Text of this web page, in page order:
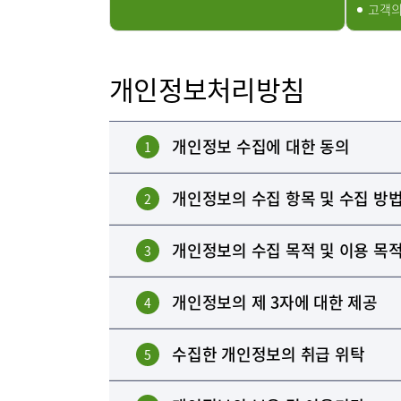
고객
개인정보처리방침
1 개인정보 수집에 대한 동의
2 개인정보의 수집 항목 및 수집 방법
3 개인정보의 수집 목적 및 이용 목적
4 개인정보의 제 3자에 대한 제공
5 수집한 개인정보의 취급 위탁